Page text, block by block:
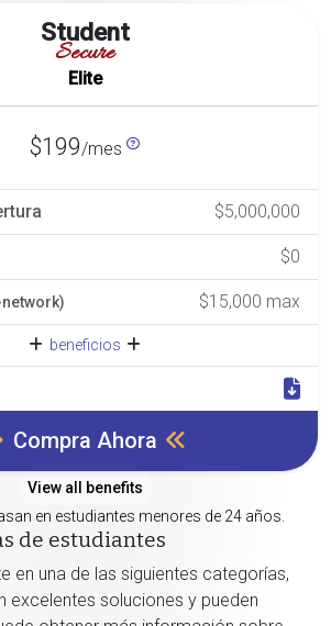
Student
Secure
Elite
$199/mes
$5,000,000
$0
$15,000 max
beneficios
Compra Ahora
View all benefits
en estudiantes menores de 24 años.
de estudiantes
en una de las siguientes categorías,
excelentes soluciones y pueden